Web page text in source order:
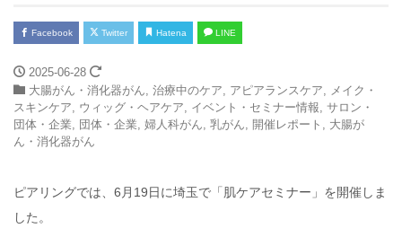
Facebook Twitter Hatena LINE
2025-06-28
大腸がん・消化器がん, 治療中のケア, アピアランスケア, メイク・
スキンケア, ウィッグ・ヘアケア, イベント・セミナー情報, サロン・
団体・企業, 団体・企業, 婦人科がん, 乳がん, 開催レポート , 大腸が
ん・消化器がん
ピアリングでは、6月19日に埼玉で「肌ケアセミナー」を開催しま
した。